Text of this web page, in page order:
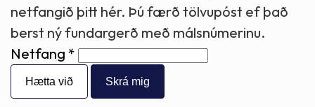
netfangið þitt hér. Þú færð tölvupóst ef það
berst ný fundargerð með málsnúmerinu.
Netfang
Hætta við